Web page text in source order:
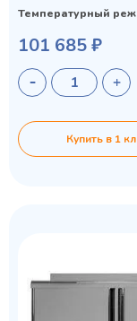
Температурный
101 685 ₽
Купить в 1